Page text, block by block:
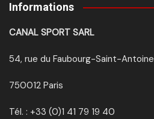
Informations
CANAL SPORT SARL
54, rue du Faubourg-Saint-Antoine
750012 Paris
Tél. : +33 (0)1 41 79 19 40